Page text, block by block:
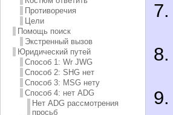
Противоречия
Цели
Помощь поиск
Экстренный вызов
Юридический путей
Способ 1: Wr JWG
Способ 2: SHG нет
Способ 3: MSG нету
Способ 4: нет ADG
Нет ADG рассмотрения
просьб